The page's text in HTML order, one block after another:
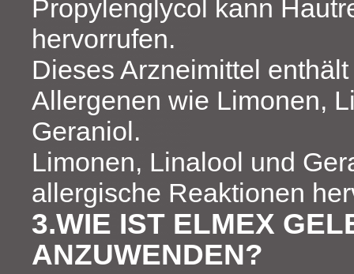
Propylenglycol kann
hervorrufen.
Dieses Arzneimittel
Allergenen wie Limonen,
Geraniol.
Limonen, Linalool und
allergische Reaktionen
3.WIE IST ELMEX
ANZUWENDEN?